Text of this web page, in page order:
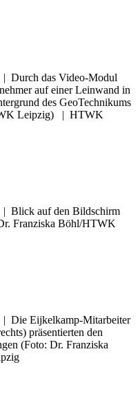
| Durch das Video-Modul
auf einer Leinwand in
des GeoTechnikums
Leipzig) | HTWK
| Blick auf den Bildschirm
Franziska Böhl/HTWK
| Die Eijkelkamp-Mitarbeiter
präsentierten den
(Foto: Dr. Franziska